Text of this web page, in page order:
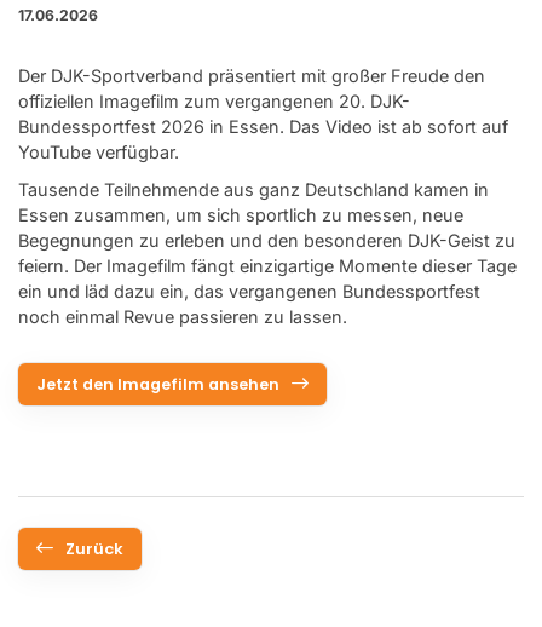
17.06.2026
Der DJK-Sportverband präsentiert mit großer Freude den
offiziellen Imagefilm zum vergangenen 20. DJK-
Bundessportfest 2026 in Essen. Das Video ist ab sofort auf
YouTube verfügbar.
Tausende Teilnehmende aus ganz Deutschland kamen in
Essen zusammen, um sich sportlich zu messen, neue
Begegnungen zu erleben und den besonderen DJK-Geist zu
feiern. Der Imagefilm fängt einzigartige Momente dieser Tage
ein und läd dazu ein, das vergangenen Bundessportfest
noch einmal Revue passieren zu lassen.
Jetzt den Imagefilm ansehen
Zurück